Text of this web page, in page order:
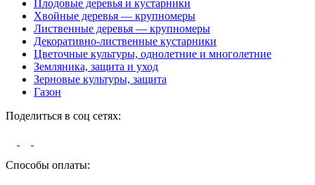
Плодовые деревья и кустарники
Хвойные деревья — крупномеры
Лиственные деревья — крупномеры
Декоративно-лиственные кустарники
Цветочные культуры, однолетние и многолетние
Земляника, защита и уход
Зерновые культуры, защита
Газон
Поделиться в соц сетях:
Способы оплаты: